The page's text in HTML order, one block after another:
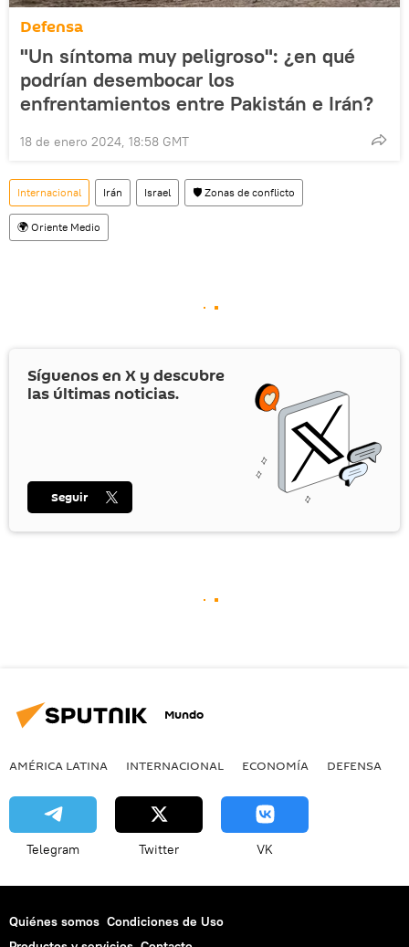
Defensa
"Un síntoma muy peligroso": ¿en qué
podrían desembocar los
enfrentamientos entre Pakistán e Irán?
18 de enero 2024, 18:58 GMT
Internacional Irán Israel 🛡️ Zonas de conflicto
🌍 Oriente Medio
Síguenos en X y descubre
las últimas noticias.
Seguir
Mundo
AMÉRICA LATINA INTERNACIONAL ECONOMÍA DEFENSA
Telegram Twitter VK
Quiénes somos Condiciones de Uso